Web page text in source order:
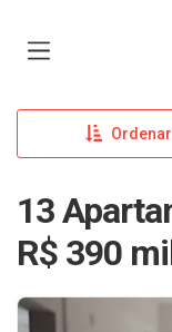
Ordenar
13
R$ 390